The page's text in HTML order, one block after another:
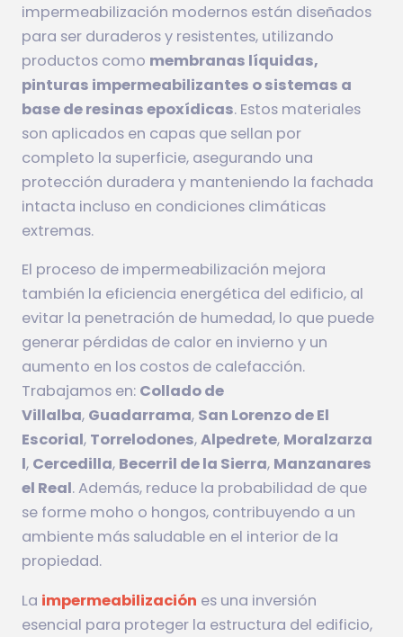
impermeabilización modernos están diseñados
para ser duraderos y resistentes, utilizando
productos como membranas líquidas,
pinturas impermeabilizantes o sistemas a
base de resinas epoxídicas. Estos materiales
son aplicados en capas que sellan por
completo la superficie, asegurando una
protección duradera y manteniendo la fachada
intacta incluso en condiciones climáticas
extremas.
El proceso de impermeabilización mejora
también la eficiencia energética del edificio, al
evitar la penetración de humedad, lo que puede
generar pérdidas de calor en invierno y un
aumento en los costos de calefacción.
Trabajamos en: Collado de
Villalba, Guadarrama, San Lorenzo de El
Escorial, Torrelodones,Alpedrete, Moralzarza
l, Cercedilla, Becerril de la Sierra, Manzanares
el Real.Además, reduce la probabilidad de que
se forme moho o hongos, contribuyendo a un
ambiente más saludable en el interior de la
propiedad.
La impermeabilización es una inversión
esencial para proteger la estructura del edificio,